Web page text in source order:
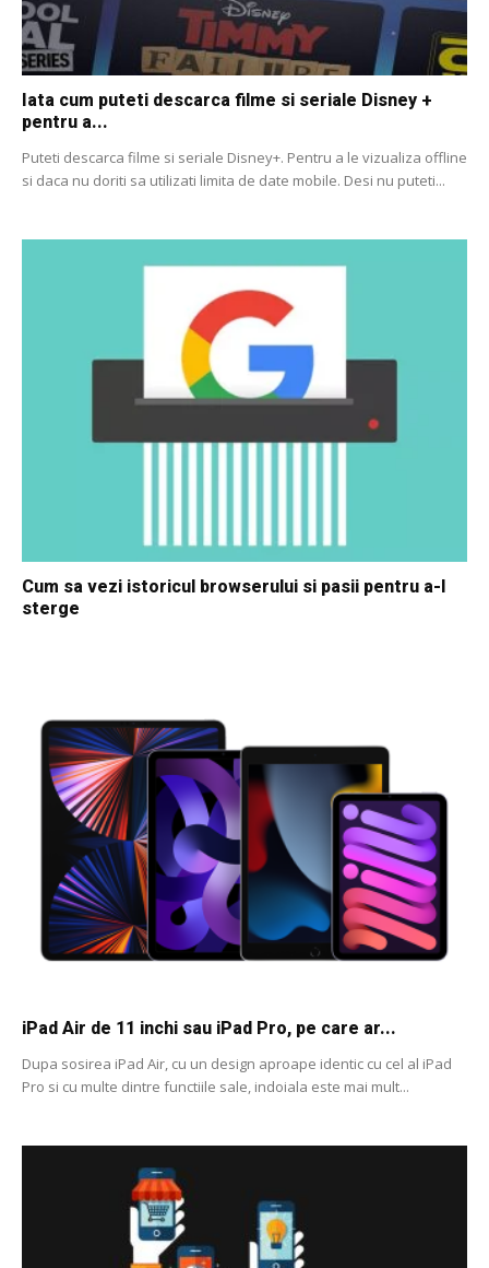
Iata cum puteti descarca filme si seriale Disney +
pentru a...
Puteti descarca filme si seriale Disney+. Pentru a le vizualiza offline
si daca nu doriti sa utilizati limita de date mobile. Desi nu puteti...
Cum sa vezi istoricul browserului si pasii pentru a-l
sterge
iPad Air de 11 inchi sau iPad Pro, pe care ar...
Dupa sosirea iPad Air, cu un design aproape identic cu cel al iPad
Pro si cu multe dintre functiile sale, indoiala este mai mult...